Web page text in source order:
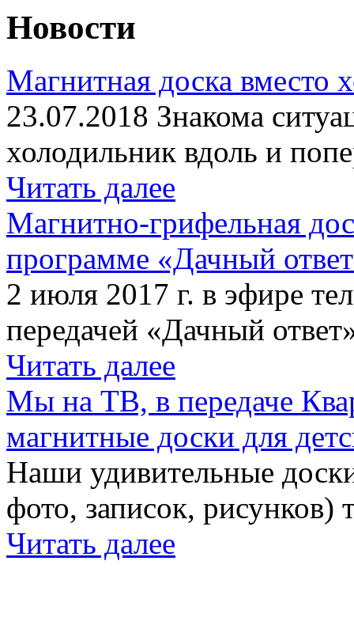
Новости
Магнитная доска вместо
23.07.2018 Знакома
холодильник вдоль и
Читать далее
Магнитно-грифельная
программе «Дачный
2 июля 2017 г. в эфире
передачей «Дачный
Читать далее
Мы на ТВ, в передаче
магнитные доски для
Наши удивительные
фото, записок,
Читать далее